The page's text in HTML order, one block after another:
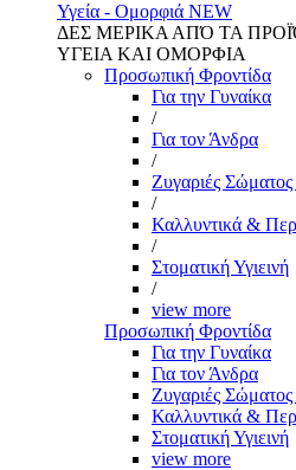
Υγεία - Ομορφιά NEW
ΔΕΣ ΜΕΡΙΚΑ ΑΠΌ ΤΑ
ΥΓΕΙΑ ΚΑΙ ΟΜΟΡΦΙΑ
Προσωπική Φροντίδα
Για την Γυναίκα
/
Για τον Άνδρα
/
Ζυγαριές
/
Καλλυντικά &
/
Στοματική Υγιεινή
/
view more
Προσωπική Φροντίδα
Για την Γυναίκα
Για τον Άνδρα
Ζυγαριές
Καλλυντικά &
Στοματική Υγιεινή
view more